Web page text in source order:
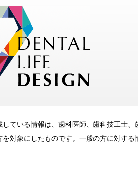
ている情報は、歯科医師、歯科技工士、
対象にしたものです。一般の方に対する
デザインをもっと便利にご利用い
メリット
マガジンでお届け